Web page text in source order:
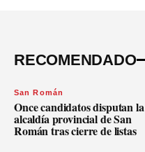
RECOMENDADO
San Román
Once candidatos disputan la
alcaldía provincial de San
Román tras cierre de listas